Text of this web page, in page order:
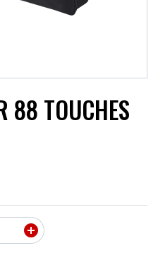
88 TOUCHES
